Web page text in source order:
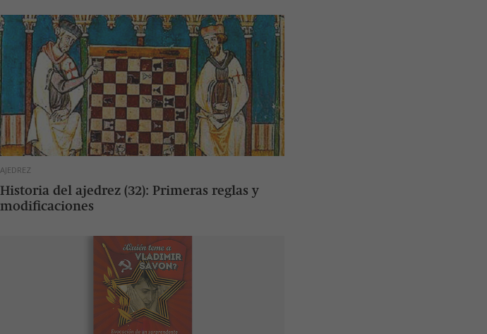
AJEDREZ
Historia del ajedrez (32): Primeras reglas y
modificaciones